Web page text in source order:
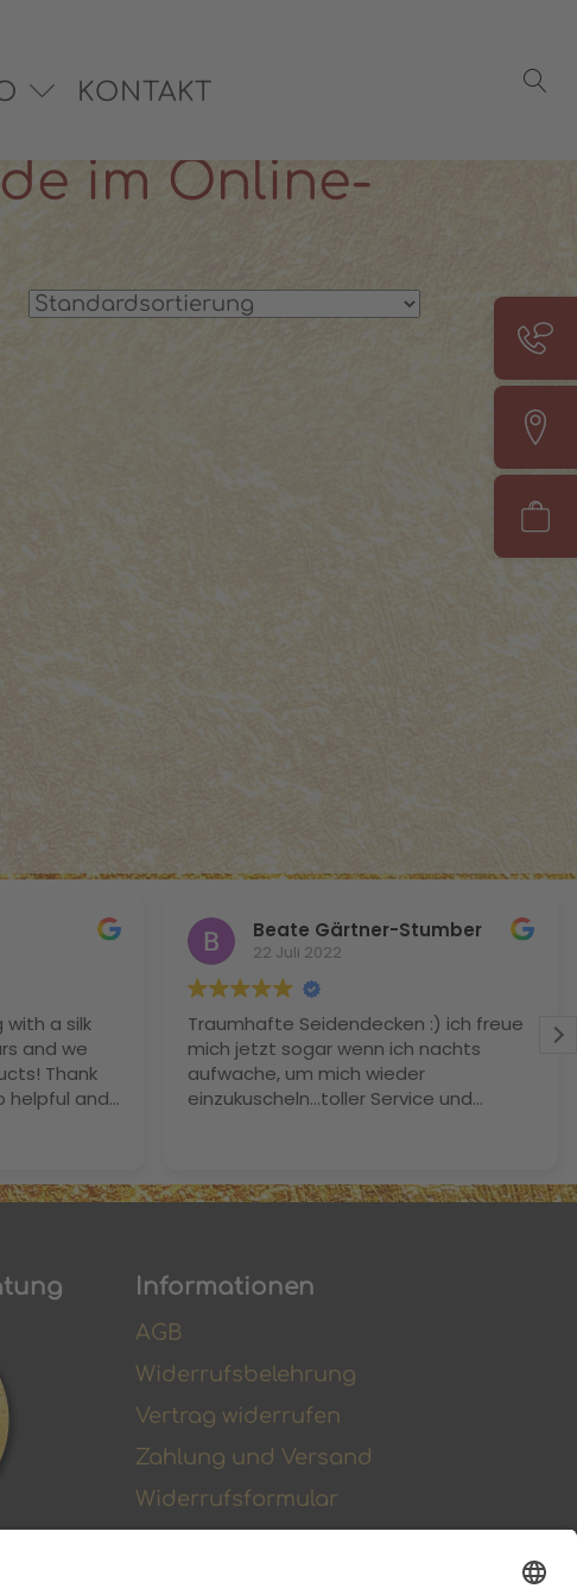
KONTAKT
im Online-
with a silk
and we
Thank
helpful and
I can't wait
Beate Gärtner-Stumber
22 Juli 2022
Traumhafte Seidendecken :) ich freue
mich jetzt sogar wenn ich nachts
aufwache, um mich wieder
einzukuscheln…toller Service und
Informationen
AGB
Widerrufsbelehrung
Vertrag widerrufen
Zahlung und Versand
Widerrufsformular